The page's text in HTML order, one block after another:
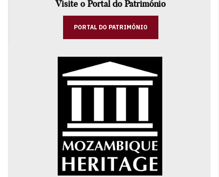
Visite o Portal do Património
PORTAL DO PATRIMÓNIO